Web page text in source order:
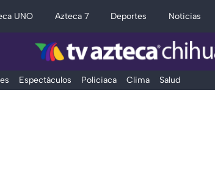
UNO Azteca 7 Deportes Noticias
Espectáculos Policiaca Clima Salud